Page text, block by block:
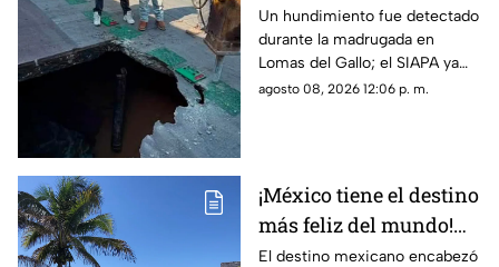
parque Luis Quintanar
en Guadalajara
Un hundimiento fue detectado
durante la madrugada en
Lomas del Gallo; el SIAPA ya
trabaja en la reparación y pide
agosto 08, 2026 12:06 p. m.
¡México tiene el destino
más feliz del mundo!
Tulum supera a Miami
El destino mexicano encabezó